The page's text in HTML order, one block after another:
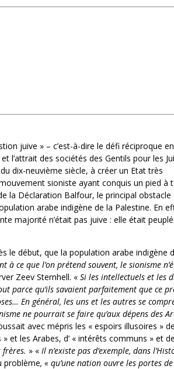
juive » – c’est-à-dire le défi réciproque
l’attrait des sociétés des Gentils pour les
dix-neuvième siècle, à créer un Etat très
sioniste ayant conquis un pied à
la Déclaration Balfour, le principal obstacle
arabe indigène de la Palestine. En
majorité n’était pas juive : elle était
le début, que la population arabe indigène
à ce que l’on prétend souvent, le sionisme
Zeev Sternhell. « Si les intellectuels et les
parce qu’ils savaient parfaitement que ce
En général, les uns et les autres se
ne pourrait se faire qu’aux dépens des
avec mépris les « espoirs illusoires »
et les Arabes, d’ « intérêts communs » et
frères. » « Il n’existe pas d’exemple, dans
problème, « qu’une nation ouvre les portes